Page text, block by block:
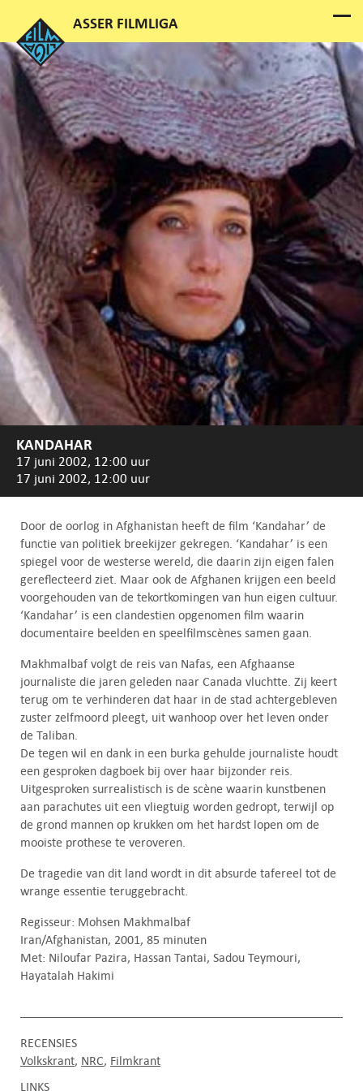
KANDAHAR
17 juni 2002, 12:00 uur
17 juni 2002, 12:00 uur
Door de oorlog in Afghanistan heeft de film ‘Kandahar’ de
functie van politiek breekijzer gekregen. ‘Kandahar’ is een
spiegel voor de westerse wereld, die daarin zijn eigen falen
gereflecteerd ziet. Maar ook de Afghanen krijgen een beeld
voorgehouden van de tekortkomingen van hun eigen cultuur.
‘Kandahar’ is een clandestien opgenomen film waarin
documentaire beelden en speelfilmscènes samen gaan.
Makhmalbaf volgt de reis van Nafas, een Afghaanse
journaliste die jaren geleden naar Canada vluchtte. Zij keert
terug om te verhinderen dat haar in de stad achtergebleven
zuster zelfmoord pleegt, uit wanhoop over het leven onder
de Taliban.
De tegen wil en dank in een burka gehulde journaliste houdt
een gesproken dagboek bij over haar bijzonder reis.
Uitgesproken surrealistisch is de scène waarin kunstbenen
aan parachutes uit een vliegtuig worden gedropt, terwijl op
de grond mannen op krukken om het hardst lopen om de
mooiste prothese te veroveren.
De tragedie van dit land wordt in dit absurde tafereel tot de
wrange essentie teruggebracht.
Regisseur: Mohsen Makhmalbaf
Iran/Afghanistan, 2001, 85 minuten
Met: Niloufar Pazira, Hassan Tantai, Sadou Teymouri,
Hayatalah Hakimi
RECENSIES
Volkskrant NRC Filmkrant
LINKS